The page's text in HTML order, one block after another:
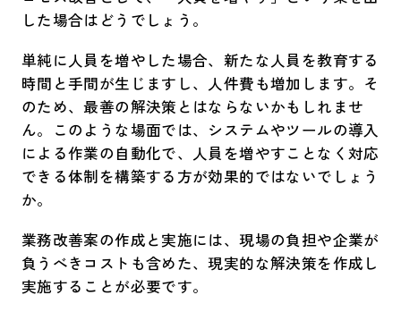
した場合はどうでしょう。
単純に人員を増やした場合、新たな人員を教育する
時間と手間が生じますし、人件費も増加します。そ
のため、最善の解決策とはならないかもしれませ
ん。このような場面では、システムやツールの導入
による作業の自動化で、人員を増やすことなく対応
できる体制を構築する方が効果的ではないでしょう
か。
業務改善案の作成と実施には、現場の負担や企業が
負うべきコストも含めた、現実的な解決策を作成し
実施することが必要です。